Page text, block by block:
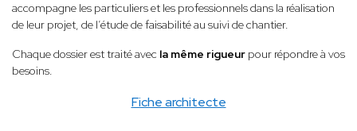
Fiche architecte
accompagne les particuliers et les professionnels dans la réalisation
de leur projet, de l’étude de faisabilité au suivi de chantier.
Chaque dossier est traité avec la même rigueur pour répondre à vos
besoins.